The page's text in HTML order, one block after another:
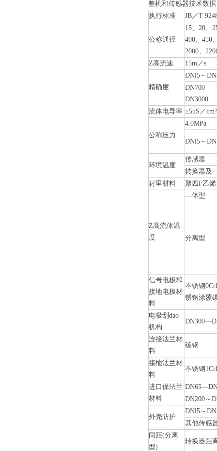
整机和传感器技术数据
执行标准
JB／T
公称通径
15、 20、
400、 450
2000、
Z高流速
15m／s
精确度
DNl5 ～
DN700—
DN3000
流体电导率 ≥5uS ／cm?
公称压力
4.0MPa
DNl5 ～
环境温度
传感器
转换器及
衬里材料
聚四F乙
Z高流体温
度
—体型
分离型
信号电极和
接地电极材
料
不锈钢
锈钢涂覆
电极刮 dao
机构
连接法兰材
料
碳钢
接地法兰材
料
不锈钢
进口保法兰
材料
DN200 ～
外壳防护
DNl5 ～
其他传感
间距(分离
型)
转换器距